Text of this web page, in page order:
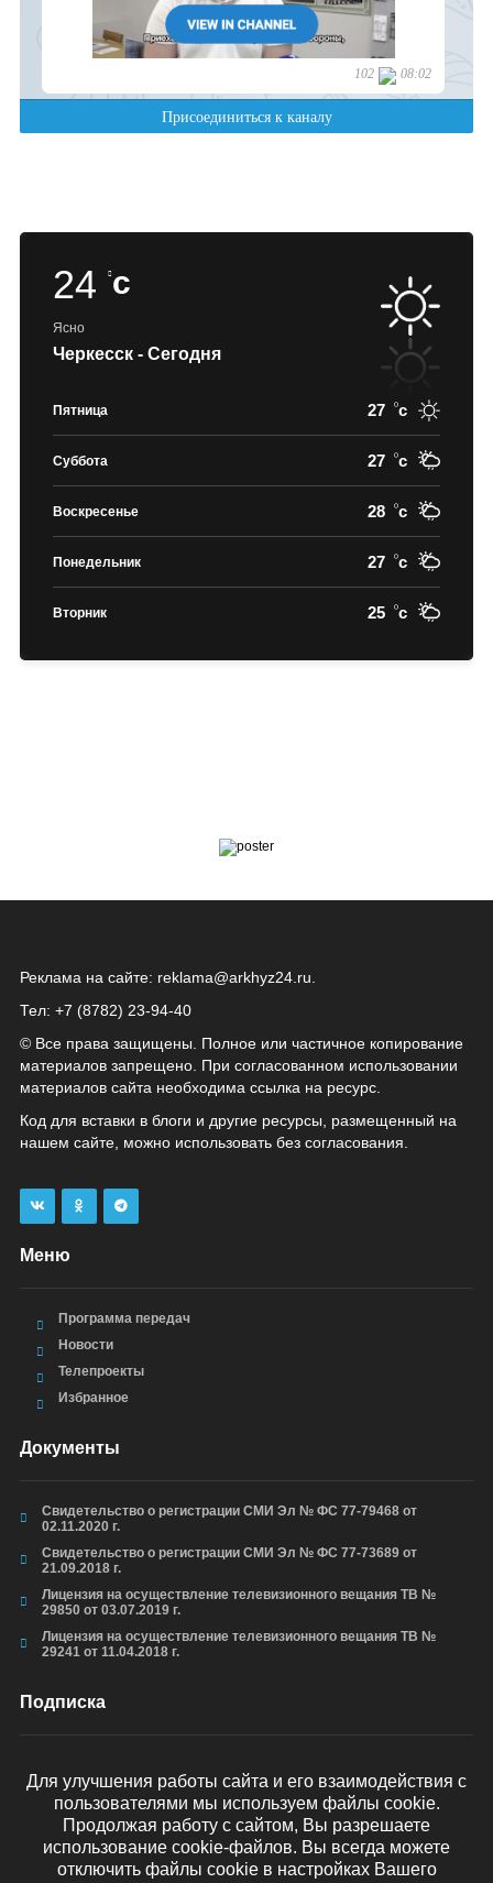
24 c
Ясно
Черкесск - Сегодня
Пятница 27 c
Суббота 27 c
Воскресенье 28 c
Понедельник 27 c
Вторник 25 c
Реклама на сайте: reklama@arkhyz24.ru
Тел: +7 (8782) 23‑94‑40
© Все права защищены. Полное или частичное копирование
материалов запрещено. При согласованном использовании
материалов сайта необходима ссылка на ресурс.
Код для вставки в блоги и другие ресурсы, размещенный на
нашем сайте, можно использовать без согласования.
Меню
Программа передач
Новости
Телепроекты
Избранное
Документы
Свидетельство о регистрации СМИ Эл № ФС 77-79468 от
02.11.2020 г.
Свидетельство о регистрации СМИ Эл № ФС 77-73689 от
21.09.2018 г.
Лицензия на осуществление телевизионного вещания ТВ №
29850 от 03.07.2019 г.
Лицензия на осуществление телевизионного вещания ТВ №
29241 от 11.04.2018 г.
Подписка
ОТПРАВИТЬ
Для улучшения работы сайта и его взаимодействия с
пользователями мы используем файлы cookie.
Продолжая работу с сайтом, Вы разрешаете
использование cookie-файлов. Вы всегда можете
отключить файлы cookie в настройках Вашего